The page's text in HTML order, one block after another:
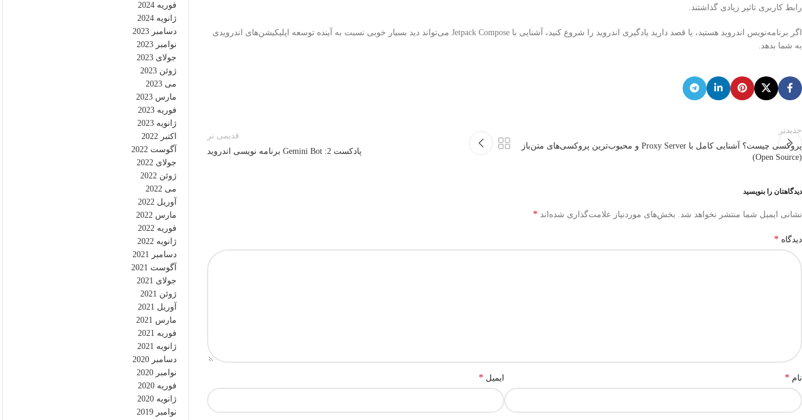
رابط کاربری تاثیر زیادی گذاشتند.
اگر برنامه‌نویس اندروید هستید، یا قصد دارید یادگیری اندروید را شروع کنید، آشنایی با Jetpack Compose می‌تواند دید بسیار خوبی نسبت به آینده توسعه اپلیکیشن‌های اندرویدی
به شما بدهد.
جدیدتر
پروکسی چیست؟ آشنایی کامل با Proxy Server و محبوب‌ترین پروکسی‌های متن‌باز
(Open Source)
قدیمی تر
پادکست 2: Gemini Bot برنامه نویسی اندروید
دیدگاهتان را بنویسید
نشانی ایمیل شما منتشر نخواهد شد. بخش‌های موردنیاز علامت‌گذاری شده‌اند *
دیدگاه *
نام * ایمیل *
فوریه 2024
ژانویه 2024
دسامبر 2023
نوامبر 2023
جولای 2023
ژوئن 2023
می 2023
مارس 2023
فوریه 2023
ژانویه 2023
اکتبر 2022
آگوست 2022
جولای 2022
ژوئن 2022
می 2022
آوریل 2022
مارس 2022
فوریه 2022
ژانویه 2022
دسامبر 2021
آگوست 2021
جولای 2021
ژوئن 2021
آوریل 2021
مارس 2021
فوریه 2021
ژانویه 2021
دسامبر 2020
نوامبر 2020
فوریه 2020
ژانویه 2020
نوامبر 2019